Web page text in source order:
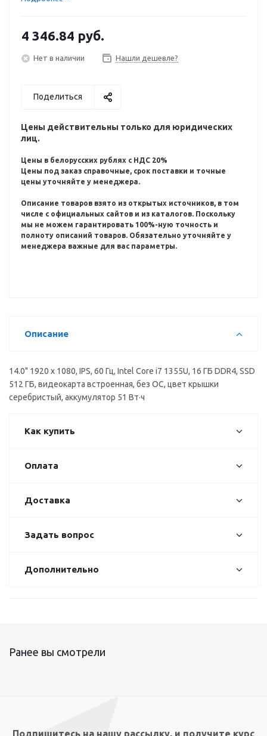
4 346.84 руб.
Нет в наличии Нашли дешевле?
Поделиться
Цены действительны только для юридических
лиц.
Цены в белорусских рублях с НДС 20%
Цены под заказ справочные, срок поставки и точные
цены уточняйте у менеджера.
Описание товаров взято из открытых источников, в том
числе с официальных сайтов и из каталогов. Поскольку
мы не можем гарантировать 100%-ную точность и
полноту описаний товаров. Обязательно уточняйте у
менеджера важные для вас параметры.
Описание
14.0" 1920 x 1080, IPS, 60 Гц, Intel Core i7 1355U, 16 ГБ DDR4, SSD
512 ГБ, видеокарта встроенная, без ОС, цвет крышки
серебристый, аккумулятор 51 Вт·ч
Как купить
Оплата
Доставка
Задать вопрос
Дополнительно
Ранее вы смотрели
Подпишитесь на нашу рассылку, и получите курс